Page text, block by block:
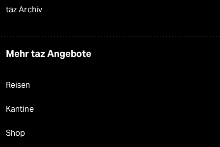
taz Archiv
Mehr taz Angebote
Reisen
Kantine
Shop